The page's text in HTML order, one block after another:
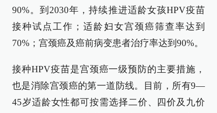
90%。到2030年，持续推进适龄女孩HPV疫苗
接种试点工作；适龄妇女宫颈癌筛查率达到
70%；宫颈癌及癌前病变患者治疗率达到90%。
接种HPV疫苗是宫颈癌一级预防的主要措施，
也是消除宫颈癌的第一道防线。目前，所有9—
45岁适龄女性都可按需选择二价、四价及九价